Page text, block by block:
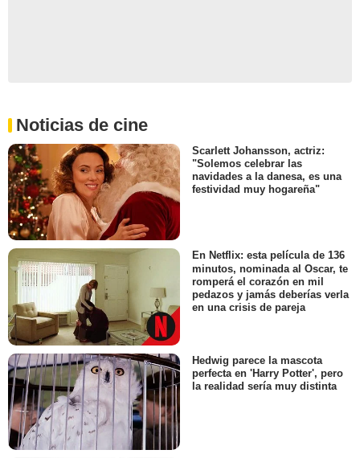
Noticias de cine
Scarlett Johansson, actriz:
"Solemos celebrar las
navidades a la danesa, es una
festividad muy hogareña"
En Netflix: esta película de 136
minutos, nominada al Oscar, te
romperá el corazón en mil
pedazos y jamás deberías verla
en una crisis de pareja
Hedwig parece la mascota
perfecta en 'Harry Potter', pero
la realidad sería muy distinta